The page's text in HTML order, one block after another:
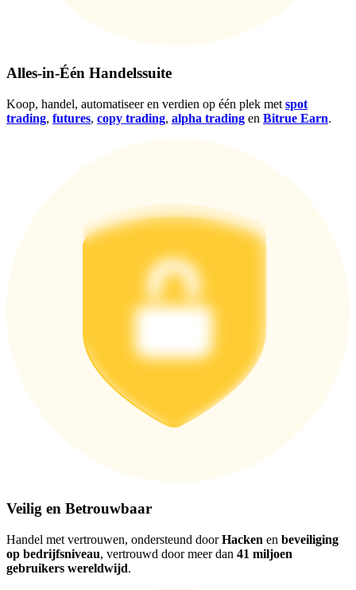
Alles-in-Één Handelssuite
Koop, handel, automatiseer en verdien op één plek met spot
trading, futures, copy trading, alpha trading en Bitrue Earn.
Veilig en Betrouwbaar
Handel met vertrouwen, ondersteund doorHacken en beveiliging
op bedrijfsniveau, vertrouwd door meer dan 41 miljoen
gebruikers wereldwijd.